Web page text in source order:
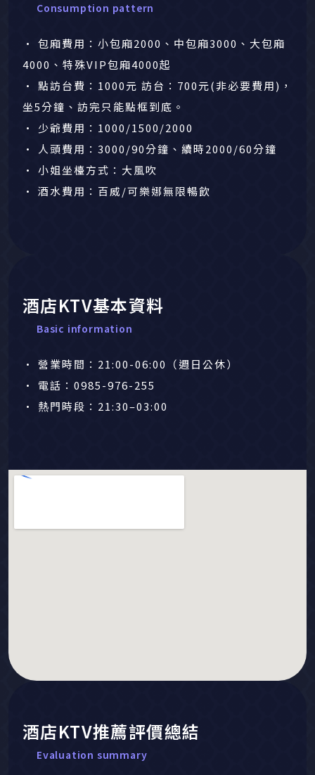
Consumption pattern
• 包廂費用：小包廂2000、中包廂3000、大包廂
4000、特殊VIP包廂4000起
• 點訪台費：1000元 訪台：700元(非必要費用)，
坐5分鐘、訪完只能點框到底。
• 少爺費用：1000/1500/2000
• 人頭費用：3000/90分鐘、續時2000/60分鐘
• 小姐坐檯方式：大風吹
• 酒水費用：​百威/可樂娜無限暢飲
酒店KTV基本資料
Basic information
• 營業時間：21:00-06:00（週日公休）
• 電話：0985-976-255
• 熱門時段：21:30–03:00
酒店KTV推薦評價總結
Evaluation summary